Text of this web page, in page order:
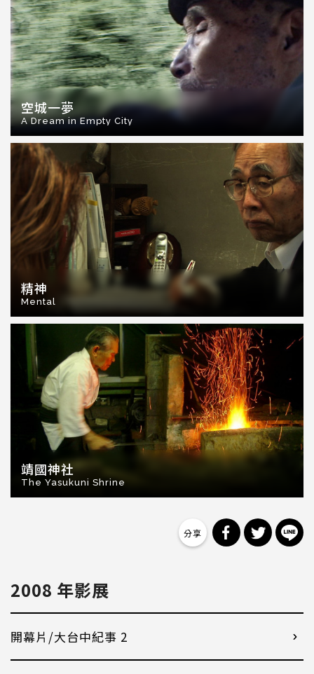
空城一夢
A Dream in Empty City
精神
Mental
靖國神社
The Yasukuni Shrine
分享到分享到
2008 年影展
開幕片/大台中紀事 2